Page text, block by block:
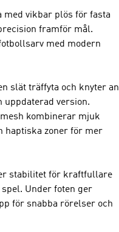
vikbar plös för fasta
framför mål.
med modern
slät träffyta och knyter an
version.
kombinerar mjuk
haptiska zoner för mer
stabilitet för kraftfullare
Under foten ger
för snabba rörelser och